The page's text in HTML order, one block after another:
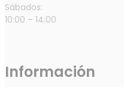
Sábados:
10:00 – 14:00
Información